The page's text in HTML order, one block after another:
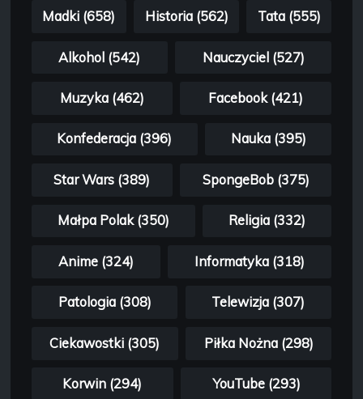
Madki (658) Historia (562) Tata (555)
Alkohol (542) Nauczyciel (527)
Muzyka (462) Facebook (421)
Konfederacja (396) Nauka (395)
Star Wars (389) SpongeBob (375)
Małpa Polak (350) Religia (332)
Anime (324) Informatyka (318)
Patologia (308) Telewizja (307)
Ciekawostki (305) Piłka Nożna (298)
Korwin (294) YouTube (293)